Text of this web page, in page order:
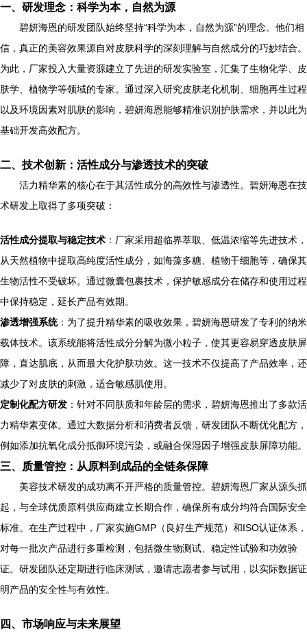
一、研发理念：科学为本，自然为源
碧妍海恩的研发团队始终坚持“科学为本，自然为源”的理念。他们相
信，真正的美容效果源自对皮肤科学的深刻理解与自然成分的巧妙结合。
为此，厂家投入大量资源建立了先进的研发实验室，汇集了生物化学、皮
肤学、植物学等领域的专家。通过深入研究皮肤老化机制、细胞再生过程
以及环境因素对肌肤的影响，碧妍海恩能够精准识别护肤需求，并以此为
基础开发高效配方。
二、技术创新：活性成分与渗透技术的突破
活力精华素的核心在于其活性成分的高效性与渗透性。碧妍海恩在技
术研发上取得了多项突破：
活性成分提取与稳定技术 ：厂家采用超临界萃取、低温浓缩等先进技术，
从天然植物中提取高纯度活性成分，如海藻多糖、植物干细胞等，确保其
生物活性不受破坏。通过微囊包裹技术，保护敏感成分在储存和使用过程
中保持稳定，延长产品有效期。
渗透增强系统：为了提升精华素的吸收效果，碧妍海恩研发了专利的纳米
载体技术。该系统能将活性成分分解为微小粒子，使其更容易穿透皮肤屏
障，直达肌底，从而最大化护肤功效。这一技术不仅提高了产品效率，还
减少了对皮肤的刺激，适合敏感肌使用。
定制化配方研发 ：针对不同肤质和年龄层的需求，碧妍海恩推出了多款活
力精华素变体。通过大数据分析和消费者反馈，研发团队不断优化配方，
例如添加抗氧化成分抵御环境污染，或融合保湿因子增强皮肤屏障功能。
三、质量管控：从原料到成品的全链条保障
美容技术研发的成功离不开严格的质量管控。碧妍海恩厂家从源头抓
起，与全球优质原料供应商建立长期合作，确保所有成分均符合国际安全
标准。在生产过程中，厂家实施GMP（良好生产规范）和ISO认证体系，
对每一批次产品进行多重检测，包括微生物测试、稳定性试验和功效验
证。研发团队还定期进行临床测试，邀请志愿者参与试用，以实际数据证
明产品的安全性与有效性。
四、市场响应与未来展望